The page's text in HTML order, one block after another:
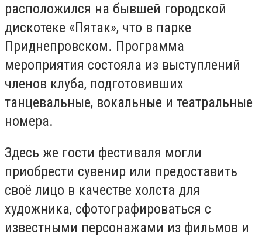
расположился на бывшей городской
дискотеке «Пятак», что в парке
Приднепровском. Программа
мероприятия состояла из выступлений
членов клуба, подготовивших
танцевальные, вокальные и театральные
номера.
Здесь же гости фестиваля могли
приобрести сувенир или предоставить
своё лицо в качестве холста для
художника, сфотографироваться с
известными персонажами из фильмов и